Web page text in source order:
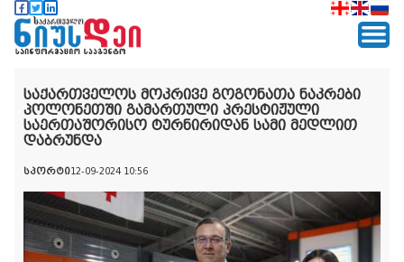
საქართველოს მოკრივე გოგონათა ნაკრები
პოლონეთში გამართული პრესტიჟული
საერთაშორისო ტურნირიდან სამი მედლით
დაბრუნდა
სპორტი12-09-2024 10:56